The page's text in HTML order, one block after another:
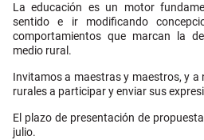
La educación es un motor
sentido e ir modificando
comportamientos que marcan la
medio rural.
Invitamos a maestras y maestros, y a
rurales a participar y enviar sus
El plazo de presentación de
julio.